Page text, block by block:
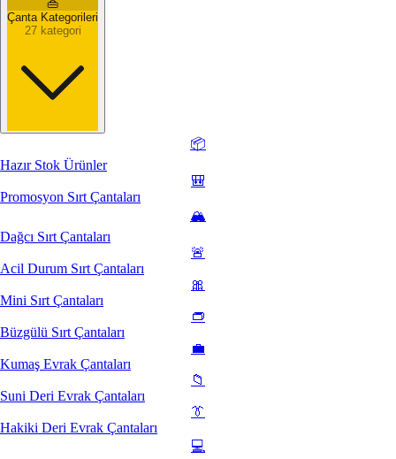
👜
Çanta Kategorileri
27 kategori
📦
Hazır Stok Ürünler
🎒
Promosyon Sırt Çantaları
🏔️
Dağcı Sırt Çantaları
🚨
Acil Durum Sırt Çantaları
🎀
Mini Sırt Çantaları
👝
Büzgülü Sırt Çantaları
💼
Kumaş Evrak Çantaları
📁
Suni Deri Evrak Çantaları
👔
Hakiki Deri Evrak Çantaları
💻